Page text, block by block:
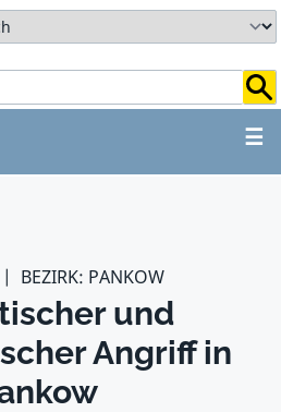
☰
ZUM HAUPTBEREICH
BEZIRK: PANKOW
und
Angriff in